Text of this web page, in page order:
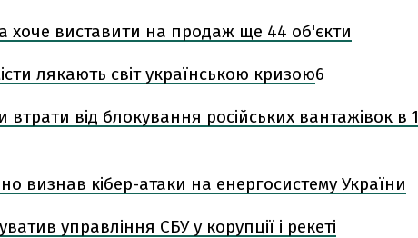
виставити на продаж ще 44 об'єкти
лякають світ українською кризою6
втрати від блокування російських вантажівок в
визнав кібер-атаки на енергосистему України
управління СБУ у корупції і рекеті